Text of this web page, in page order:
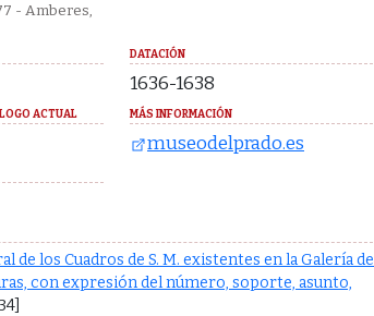
- Amberes,
DATACIÓN
1636-1638
ACTUAL MÁS INFORMACIÓN
museodelprado.es
de los Cuadros de S. M. existentes en la Galería
con expresión del número, soporte, asunto,